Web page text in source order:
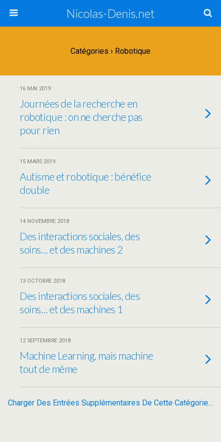
Nicolas-Denis.net
Catégories › Robotique
16 MAI 2019
Journées de la recherche en
robotique : on ne cherche pas
pour rien
15 MARS 2019
Autisme et robotique : bénéfice
double
14 NOVEMBRE 2018
Des interactions sociales, des
soins… et des machines 2
13 OCTOBRE 2018
Des interactions sociales, des
soins… et des machines 1
12 SEPTEMBRE 2018
Machine Learning, mais machine
tout de même
Charger Des Entrées Supplémentaires De Cette Catégorie…